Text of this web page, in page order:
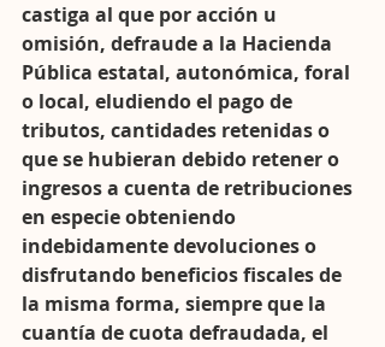
castiga al que por acción u
omisión, defraude a la Hacienda
Pública estatal, autonómica, foral
o local, eludiendo el pago de
tributos, cantidades retenidas o
que se hubieran debido retener o
ingresos a cuenta de retribuciones
en especie obteniendo
indebidamente devoluciones o
disfrutando beneficios fiscales de
la misma forma, siempre que la
cuantía de cuota defraudada, el